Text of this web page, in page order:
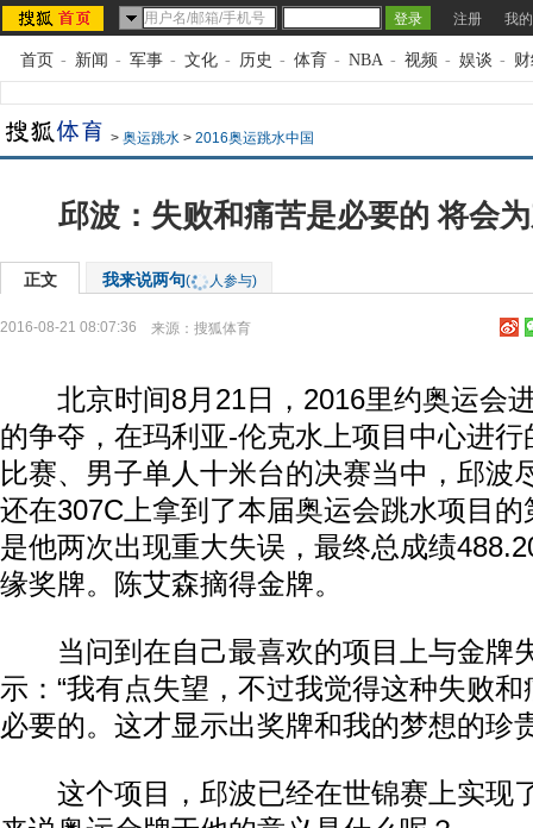
注册 我
首页 - 新闻 - 军事 - 文化 - 历史 - 体育 - NBA - 视频 - 娱谈 -
> 奥运跳水 > 2016奥运跳水中国
邱波：失败和痛苦是必要的 将会
正文 我来说两句( 人参与)
2016-08-21 08:07:36 来源： 搜狐体育
北京时间8月21日，2016里约奥运会
的争夺，在玛利亚-伦克水上项目中心进
比赛、男子单人十米台的决赛当中，邱波
还在307C上拿到了本届奥运会跳水项目
是他两次出现重大失误，最终总成绩
缘奖牌。陈艾森摘得金牌。
当问到在自己最喜欢的项目上与金牌
示：“我有点失望，不过我觉得这种失败
必要的。这才显示出奖牌和我的梦想的珍
这个项目，邱波已经在世锦赛上实现